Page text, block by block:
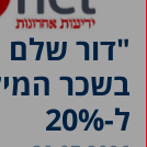
"דור
בשכר
ל-20%